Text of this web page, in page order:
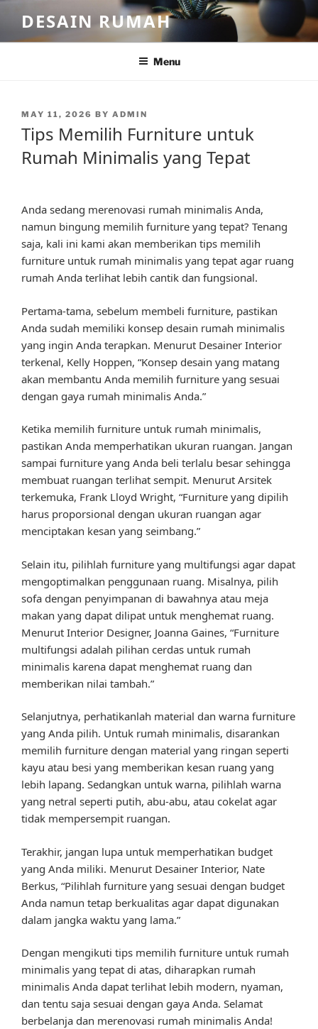
content
DESAIN RUMAH
Menu
POSTED
ON
MAY 11, 2026 BY ADMIN
Tips Memilih Furniture untuk
Rumah Minimalis yang Tepat
Anda sedang merenovasi rumah minimalis Anda,
namun bingung memilih furniture yang tepat? Tenang
saja, kali ini kami akan memberikan tips memilih
furniture untuk rumah minimalis yang tepat agar ruang
rumah Anda terlihat lebih cantik dan fungsional.
Pertama-tama, sebelum membeli furniture, pastikan
Anda sudah memiliki konsep desain rumah minimalis
yang ingin Anda terapkan. Menurut Desainer Interior
terkenal, Kelly Hoppen, “Konsep desain yang matang
akan membantu Anda memilih furniture yang sesuai
dengan gaya rumah minimalis Anda.”
Ketika memilih furniture untuk rumah minimalis,
pastikan Anda memperhatikan ukuran ruangan. Jangan
sampai furniture yang Anda beli terlalu besar sehingga
membuat ruangan terlihat sempit. Menurut Arsitek
terkemuka, Frank Lloyd Wright, “Furniture yang dipilih
harus proporsional dengan ukuran ruangan agar
menciptakan kesan yang seimbang.”
Selain itu, pilihlah furniture yang multifungsi agar dapat
mengoptimalkan penggunaan ruang. Misalnya, pilih
sofa dengan penyimpanan di bawahnya atau meja
makan yang dapat dilipat untuk menghemat ruang.
Menurut Interior Designer, Joanna Gaines, “Furniture
multifungsi adalah pilihan cerdas untuk rumah
minimalis karena dapat menghemat ruang dan
memberikan nilai tambah.”
Selanjutnya, perhatikanlah material dan warna furniture
yang Anda pilih. Untuk rumah minimalis, disarankan
memilih furniture dengan material yang ringan seperti
kayu atau besi yang memberikan kesan ruang yang
lebih lapang. Sedangkan untuk warna, pilihlah warna
yang netral seperti putih, abu-abu, atau cokelat agar
tidak mempersempit ruangan.
Terakhir, jangan lupa untuk memperhatikan budget
yang Anda miliki. Menurut Desainer Interior, Nate
Berkus, “Pilihlah furniture yang sesuai dengan budget
Anda namun tetap berkualitas agar dapat digunakan
dalam jangka waktu yang lama.”
Dengan mengikuti tips memilih furniture untuk rumah
minimalis yang tepat di atas, diharapkan rumah
minimalis Anda dapat terlihat lebih modern, nyaman,
dan tentu saja sesuai dengan gaya Anda. Selamat
berbelanja dan merenovasi rumah minimalis Anda!